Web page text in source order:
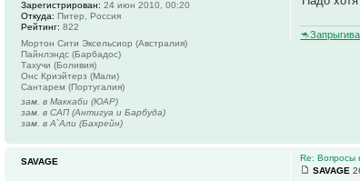
Зарегистрирован: 24 июн 2010, 00:20
Откуда: Питер, Россия
Рейтинг: 822
Мортон Сити Эксельсиор (Австралия)
Пайнлэндс (Барбадос)
Тахучи (Боливия)
Онс Криэйтерз (Мали)
Сантарем (Португалия)
зам. в Маккаби (ЮАР)
зам. в САП (Антигуа и Барбуда)
зам. в А`Али (Бахрейн)
Re: Вопросы
SAVAGE
SAVAGE